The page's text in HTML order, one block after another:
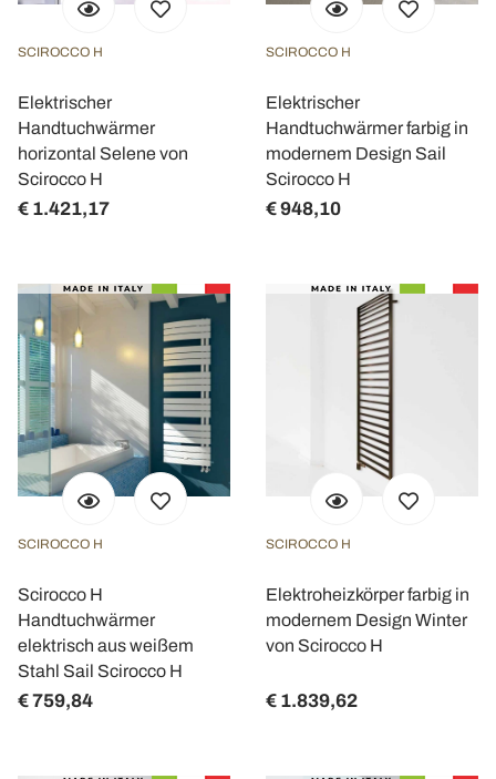
SCIROCCO H
Elektrischer
Handtuchwärmer
horizontal Selene von
Scirocco H
€ 1.421,17
SCIROCCO H
Elektrischer
Handtuchwärmer farbig in
modernem Design Sail
Scirocco H
€ 948,10
SCIROCCO H
Scirocco H
Handtuchwärmer
elektrisch aus weißem
Stahl Sail Scirocco H
€ 759,84
SCIROCCO H
Elektroheizkörper farbig in
modernem Design Winter
von Scirocco H
€ 1.839,62